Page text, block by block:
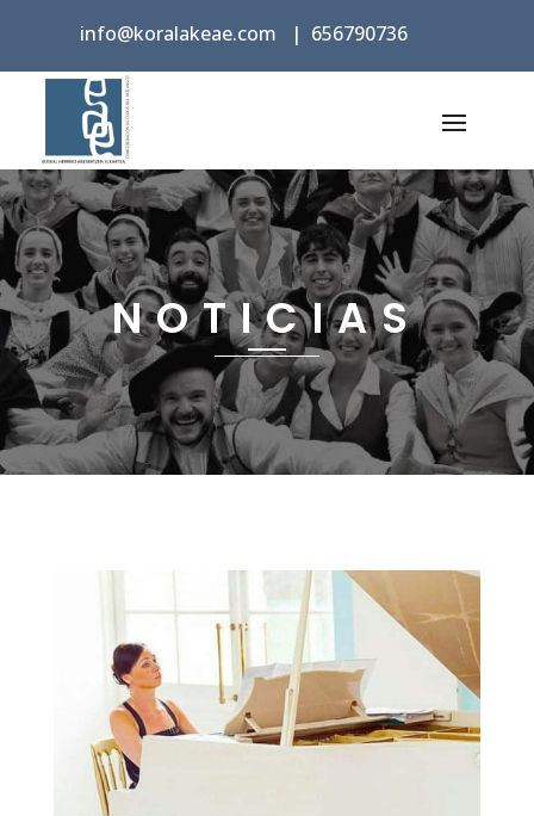
info@koralakeae.com | 656790736
NOTICIAS